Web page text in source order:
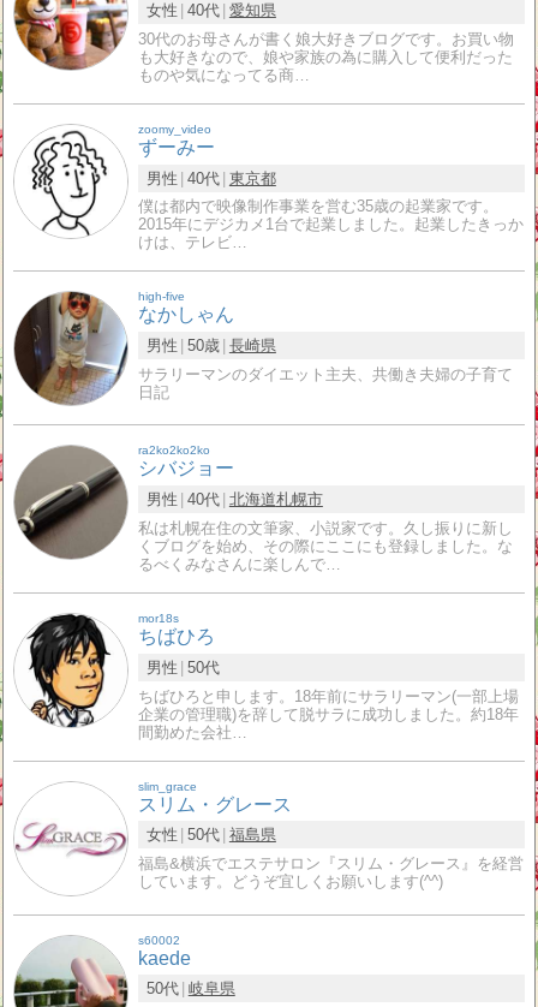
女性 40代 愛知県
30代のお母さんが書く娘大好きブログです。お買い物
も大好きなので、娘や家族の為に購入して便利だった
ものや気になってる商…
zoomy_video
ずーみー
男性 40代 東京都
僕は都内で映像制作事業を営む35歳の起業家です。
2015年にデジカメ1台で起業しました。起業したきっか
けは、テレビ…
high-five
なかしゃん
男性 50歳 長崎県
サラリーマンのダイエット主夫、共働き夫婦の子育て
日記
ra2ko2ko2ko
シバジョー
男性 40代 北海道札幌市
私は札幌在住の文筆家、小説家です。久し振りに新し
くブログを始め、その際にここにも登録しました。な
るべくみなさんに楽しんで…
mor18s
ちばひろ
男性 50代
ちばひろと申します。18年前にサラリーマン(一部上場
企業の管理職)を辞して脱サラに成功しました。約18年
間勤めた会社…
slim_grace
スリム・グレース
女性 50代 福島県
福島&横浜でエステサロン『スリム・グレース』を経営
しています。どうぞ宜しくお願いします(^^)
s60002
kaede
50代 岐阜県